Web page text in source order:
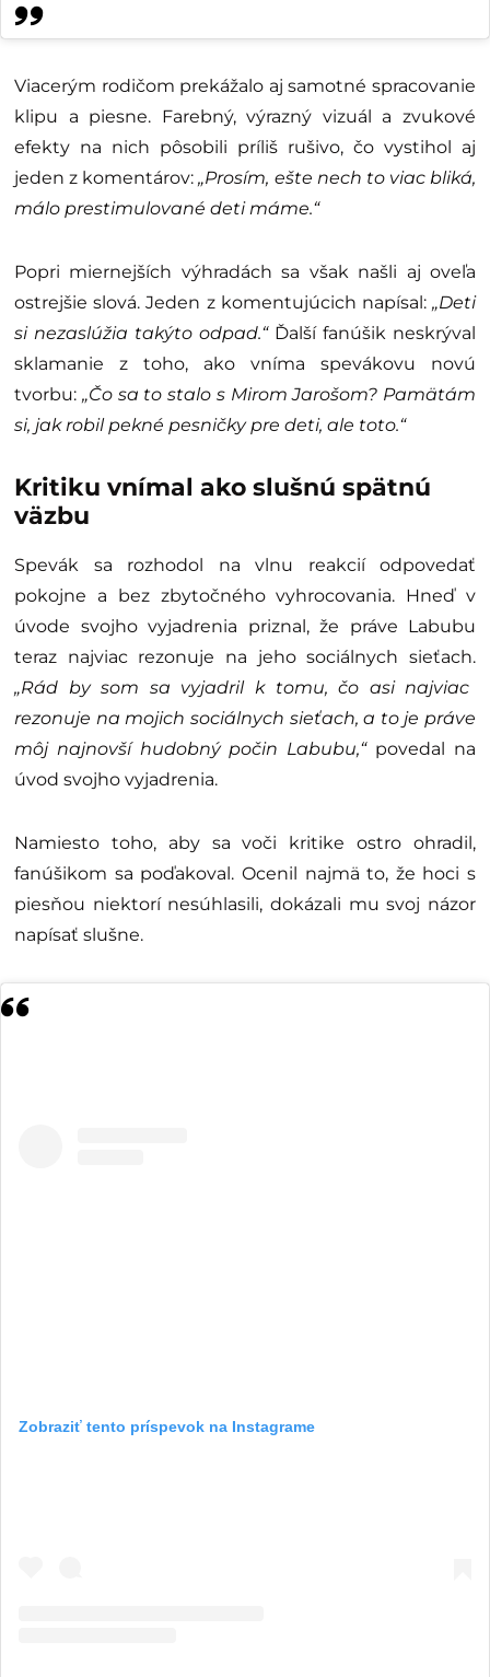
Viacerým rodičom prekážalo aj samotné spracovanie
klipu a piesne. Farebný, výrazný vizuál a zvukové
efekty na nich pôsobili príliš rušivo, čo vystihol aj
jeden z komentárov:„Prosím, ešte nech to viac bliká,
málo prestimulované deti máme.“
Popri miernejších výhradách sa však našli aj oveľa
ostrejšie slová. Jeden z komentujúcich napísal: „Deti
si nezaslúžia takýto odpad.“Ďalší fanúšik neskrýval
sklamanie z toho, ako vníma spevákovu novú
tvorbu: „Čo sa to stalo s Mirom Jarošom? Pamätám
si, jak robil pekné pesničky pre deti, ale toto.“
Kritiku vnímal ako slušnú spätnú
väzbu
Spevák sa rozhodol na vlnu reakcií odpovedať
pokojne a bez zbytočného vyhrocovania. Hneď v
úvode svojho vyjadrenia priznal, že práve Labubu
teraz najviac rezonuje na jeho sociálnych sieťach.
„Rád by som sa vyjadril k tomu, čo asi najviac
rezonuje na mojich sociálnych sieťach, a to je práve
môj najnovší hudobný počin Labubu,“ povedal na
úvod svojho vyjadrenia.
Namiesto toho, aby sa voči kritike ostro ohradil,
fanúšikom sa poďakoval. Ocenil najmä to, že hoci s
piesňou niektorí nesúhlasili, dokázali mu svoj názor
napísať slušne.
Zobraziť tento príspevok na Instagrame